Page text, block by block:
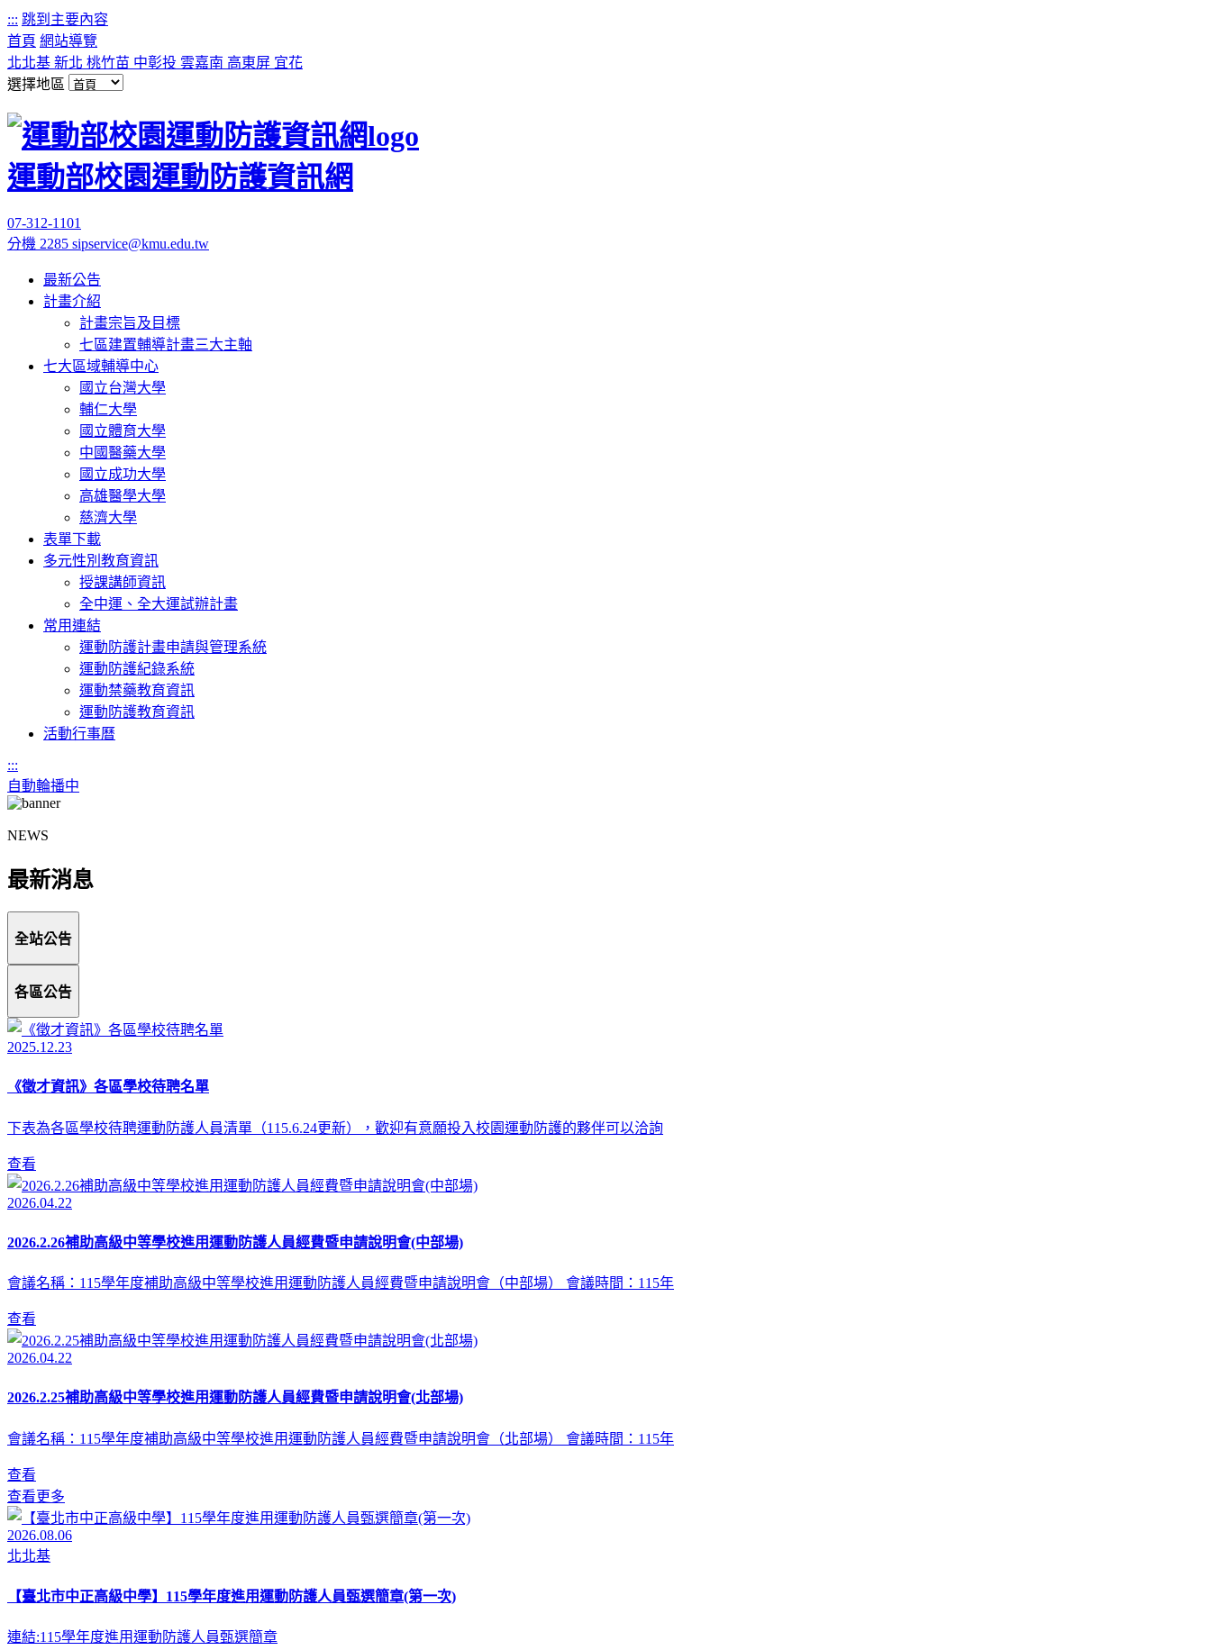
::: 跳到主要內容
首頁 網站導覽
北北基 新北 桃竹苗 中彰投 雲嘉南 高東屏 宜花
選擇地區
運動部校園運動防護資訊網
07-312-1101
分機 2285 sipservice@kmu.edu.tw
最新公告
計畫介紹
計畫宗旨及目標
七區建置輔導計畫三大主軸
七大區域輔導中心
國立台灣大學
輔仁大學
國立體育大學
中國醫藥大學
國立成功大學
高雄醫學大學
慈濟大學
表單下載
多元性別教育資訊
授課講師資訊
全中運、全大運試辦計畫
常用連結
運動防護計畫申請與管理系統
運動防護紀錄系統
運動禁藥教育資訊
運動防護教育資訊
活動行事曆
:::
自動輪播中
NEWS
最新消息
全站公告
各區公告
2025.12.23
《徵才資訊》各區學校待聘名單
下表為各區學校待聘運動防護人員清單（115.6.24更新），歡迎有意願投入校園運動防護的夥伴可以洽詢
查看
2026.04.22
2026.2.26補助高級中等學校進用運動防護人員經費暨申請說明會(中部場)
會議名稱：115學年度補助高級中等學校進用運動防護人員經費暨申請說明會（中部場） 會議時間：115年
查看
2026.04.22
2026.2.25補助高級中等學校進用運動防護人員經費暨申請說明會(北部場)
會議名稱：115學年度補助高級中等學校進用運動防護人員經費暨申請說明會（北部場） 會議時間：115年
查看
查看更多
2026.08.06
北北基
【臺北市中正高級中學】115學年度進用運動防護人員甄選簡章(第一次)
連結:115學年度進用運動防護人員甄選簡章